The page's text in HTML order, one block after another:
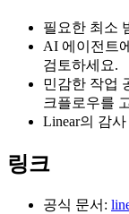
필요한 최소
AI 에이전트
검토하세요.
민감한 작업
크플로우를
Linear의 감
링크
공식 문서: